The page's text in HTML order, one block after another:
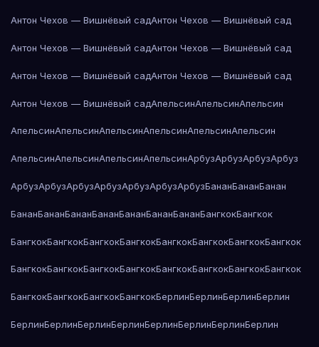
Антон Чехов — Вишнёвый садАнтон Чехов — Вишнёвый сад
Антон Чехов — Вишнёвый садАнтон Чехов — Вишнёвый сад
Антон Чехов — Вишнёвый садАнтон Чехов — Вишнёвый сад
Антон Чехов — Вишнёвый садАпельсинАпельсинАпельсин
АпельсинАпельсинАпельсинАпельсинАпельсинАпельсин
АпельсинАпельсинАпельсинАпельсинАрбузАрбузАрбузАрбуз
АрбузАрбузАрбузАрбузАрбузАрбузАрбузБананБананБанан
БананБананБананБананБананБананБананБангкокБангкок
БангкокБангкокБангкокБангкокБангкокБангкокБангкокБангкок
БангкокБангкокБангкокБангкокБангкокБангкокБангкокБангкок
БангкокБангкокБангкокБангкокБерлинБерлинБерлинБерлин
БерлинБерлинБерлинБерлинБерлинБерлинБерлинБерлин